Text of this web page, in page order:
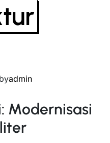
byadmin
Modernisasi